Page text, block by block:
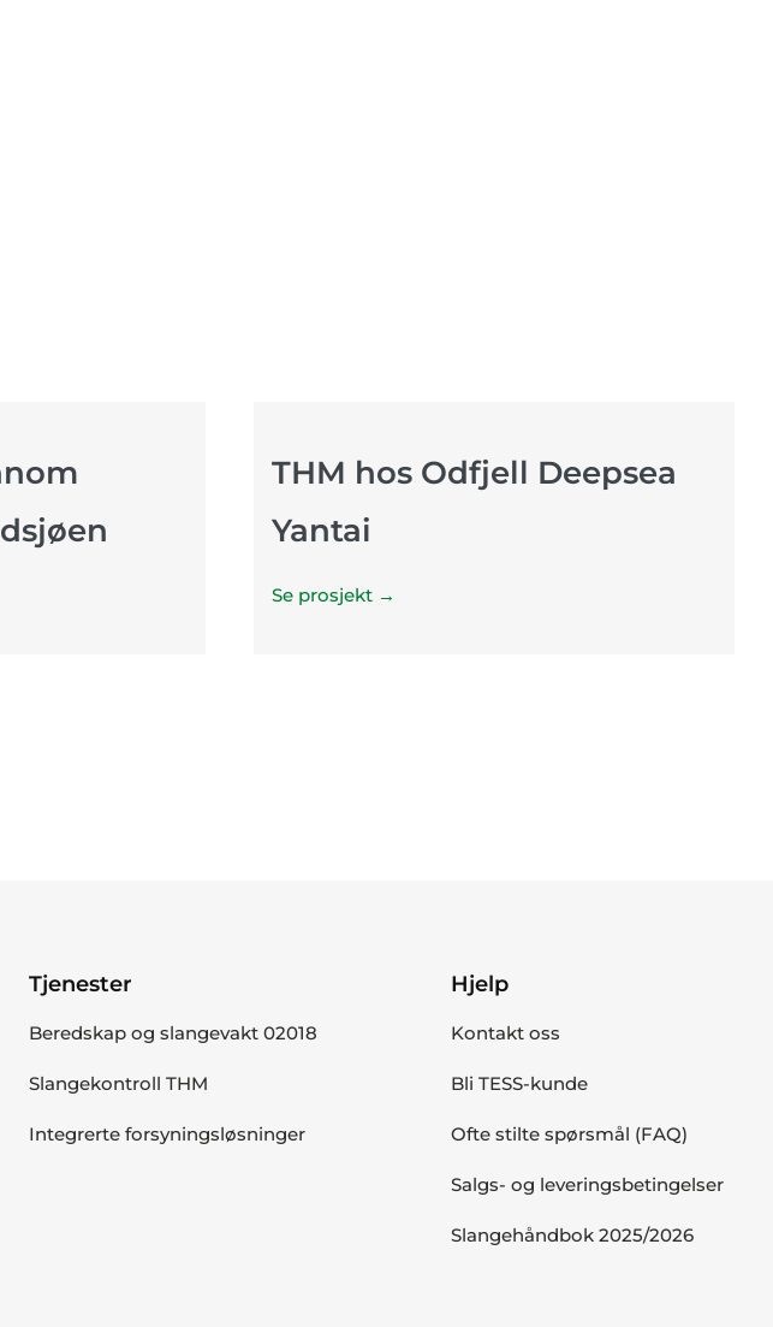
THM hos Odfjell Deepsea
Yantai
Se prosjekt →
Tjenester
Beredskap og slangevakt 02018
Slangekontroll THM
Integrerte forsyningsløsninger
Hjelp
Kontakt oss
Bli TESS-kunde
Ofte stilte spørsmål (FAQ)
Salgs- og leveringsbetingelser
Slangehåndbok 2025/2026